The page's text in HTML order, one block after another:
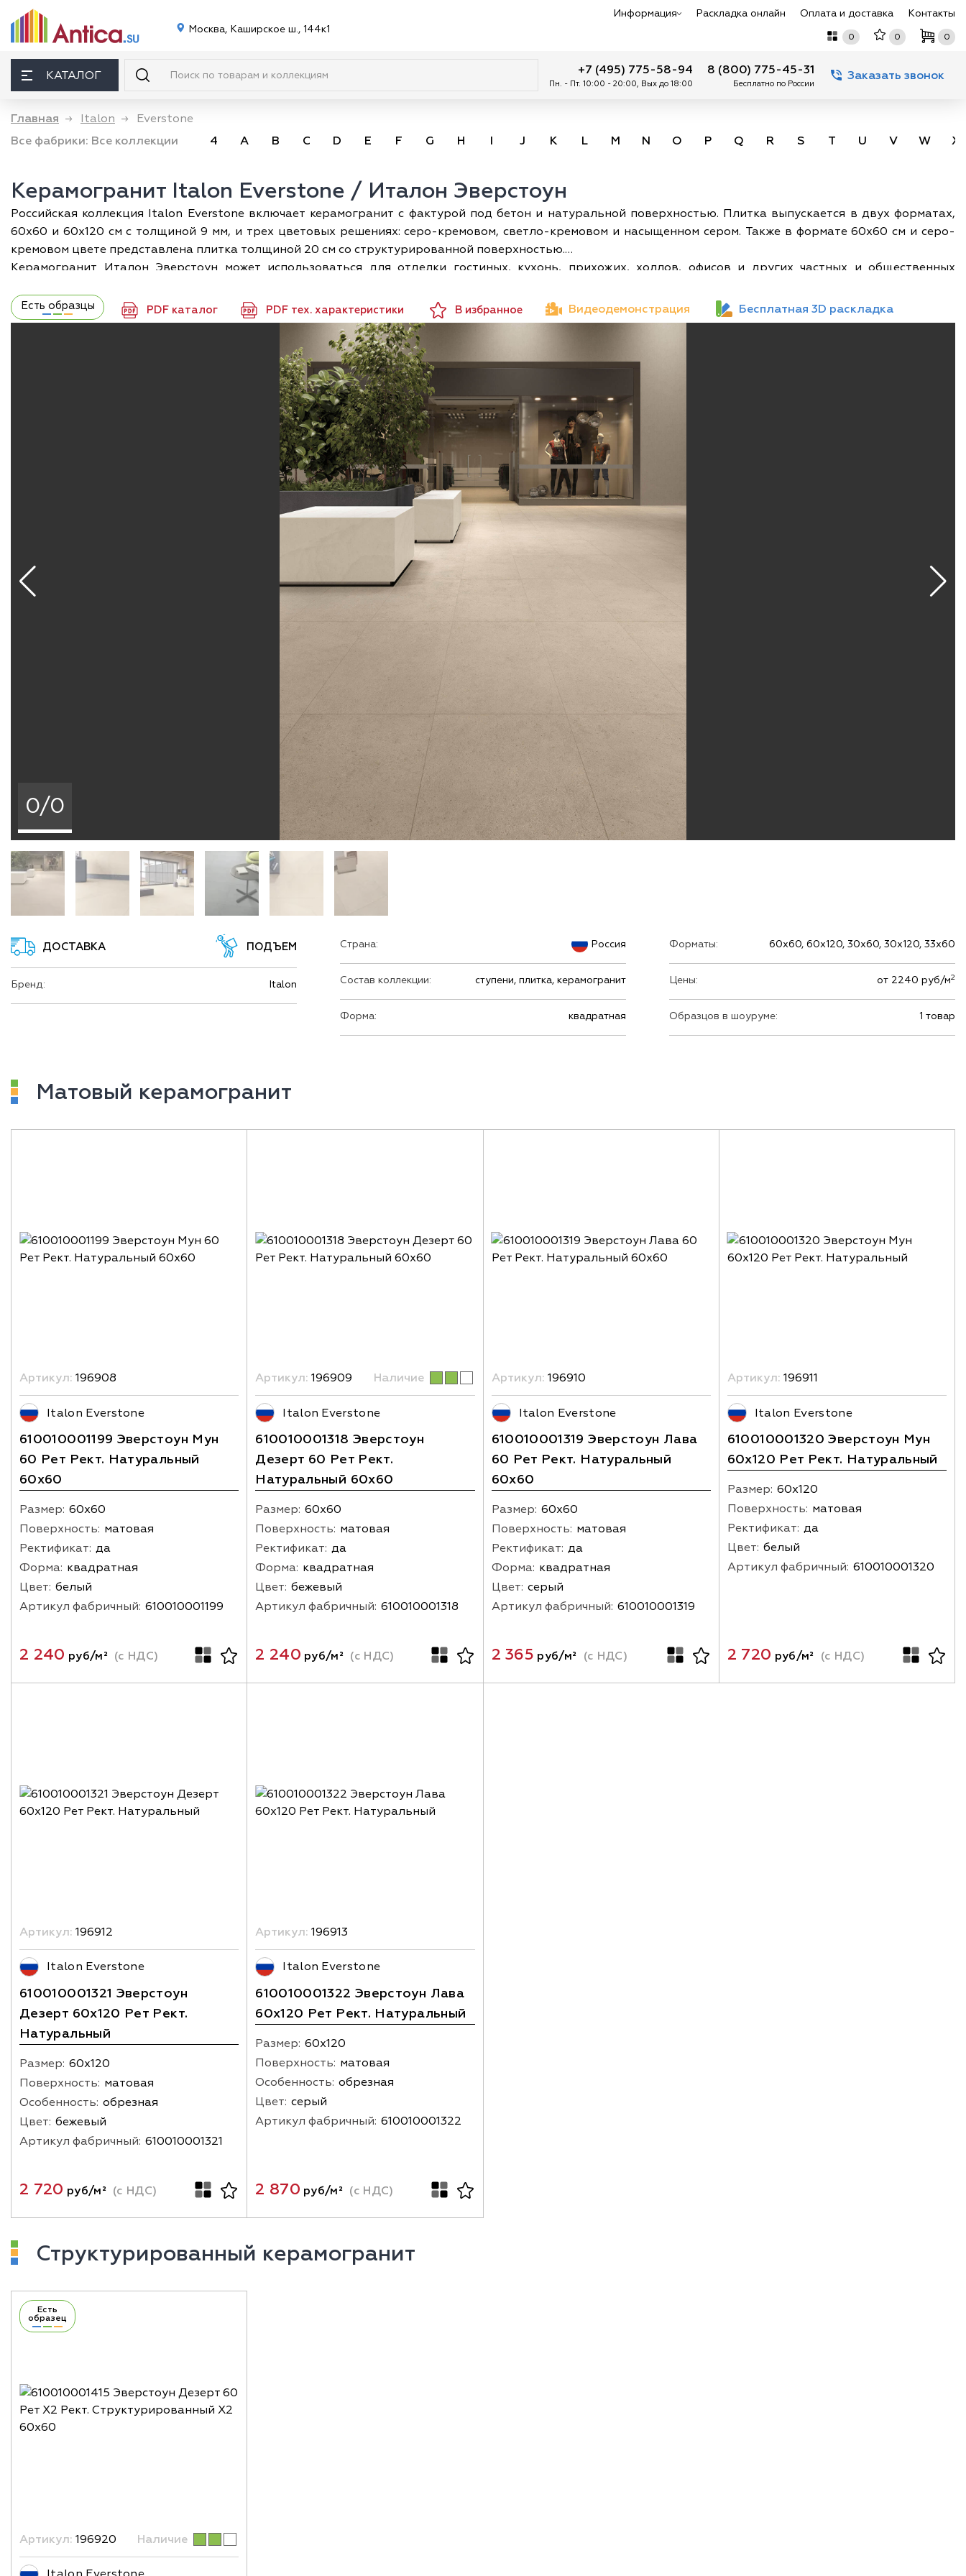
Москва, Каширское ш., 144к1
Информация Раскладка онлайн Оплата и доставка Контакты
0 0 0
КАТАЛОГ +7 (495) 775-58-94
Пн. - Пт. 10:00 - 20:00, Вых до 18:00
8 (800) 775-45-31
Бесплатно по России
Заказать звонок
Главная → Italon →
Everstone
Все фабрики: Все коллекции 4 A B C D E F G H I J K L M N O P Q R S T U V W X
Керамогранит Italon Everstone / Италон Эверстоун
Российская коллекция Italon Everstone включает керамогранит с фактурой под бетон и натуральной поверхностью. Плитка выпускается в двух форматах,
60х60 и 60х120 см с толщиной 9 мм, и трех цветовых решениях: серо-кремовом, светло-кремовом и насыщенном сером. Также в формате 60х60 см и серо-
кремовом цвете представлена плитка толщиной 20 см со структурированной поверхностью.
Керамогранит Италон Эверстоун может использоваться для отделки гостиных, кухонь, прихожих, холлов, офисов и других частных и общественных
с бетоном, камнем, деревом, штукатуркой, металлом и стеклом. Теплые нейтральные оттенки покрытия создают спокойную и комфортную атмосферу в любом
помещении. Координированные между собой форматы и предлагаемые оттенки допускают комбинации. Крупный размер модулей позволяет свести к
минимуму количество швов и получать визуально цельные поверхности. Структурированные модули с увеличенной толщиной предназначены для
оформления входных зон и наружной отделки.
Есть образцы PDF каталог PDF тех. характеристики В избранное Видеодемонстрация Бесплатная 3D раскладка
0/0
ДОСТАВКА ПОДЪЕМ
Бренд: Italon
Страна: Россия
Состав коллекции: ступени, плитка, керамогранит
Форма: квадратная
Форматы: 60х60, 60х120, 30х60, 30х120, 33х60
Цены: от 2240 руб/м2
Образцов в шоуруме: 1 товар
Матовый керамогранит
Артикул: 196908
Italon Everstone
610010001199 Эверстоун Мун
60 Рет Рект. Натуральный
60х60
Размер: 60х60
Поверхность: матовая
Ректификат: да
Форма: квадратная
Цвет: белый
Артикул фабричный: 610010001199
2 240 руб/м² (с НДС)
Артикул: 196909 Наличие
Italon Everstone
610010001318 Эверстоун
Дезерт 60 Рет Рект.
Натуральный 60х60
Размер: 60х60
Поверхность: матовая
Ректификат: да
Форма: квадратная
Цвет: бежевый
Артикул фабричный: 610010001318
2 240 руб/м² (с НДС)
Артикул: 196910
Italon Everstone
610010001319 Эверстоун Лава
60 Рет Рект. Натуральный
60х60
Размер: 60х60
Поверхность: матовая
Ректификат: да
Форма: квадратная
Цвет: серый
Артикул фабричный: 610010001319
2 365 руб/м² (с НДС)
Артикул: 196911
Italon Everstone
610010001320 Эверстоун Мун
60х120 Рет Рект. Натуральный
Размер: 60х120
Поверхность: матовая
Ректификат: да
Цвет: белый
Артикул фабричный: 610010001320
2 720 руб/м² (с НДС)
Артикул: 196912
Italon Everstone
610010001321 Эверстоун
Дезерт 60х120 Рет Рект.
Натуральный
Размер: 60х120
Поверхность: матовая
Особенность: обрезная
Цвет: бежевый
Артикул фабричный: 610010001321
2 720 руб/м² (с НДС)
Артикул: 196913
Italon Everstone
610010001322 Эверстоун Лава
60х120 Рет Рект. Натуральный
Размер: 60х120
Поверхность: матовая
Особенность: обрезная
Цвет: серый
Артикул фабричный: 610010001322
2 870 руб/м² (с НДС)
Структурированный керамогранит
Есть
образец
Артикул: 196920 Наличие